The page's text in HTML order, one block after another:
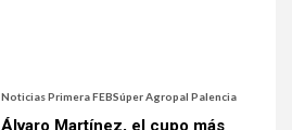
Noticias Primera FEBSúper Agropal Palencia
Álvaro Martínez, el cupo más